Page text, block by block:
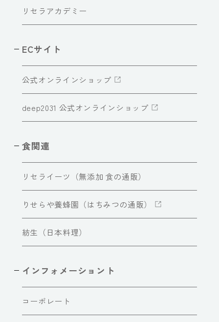
リセラアカデミー
ECサイト
公式オンラインショップ
deep2031 公式オンラインショップ
食関連
リセライーツ（無添加 食の通販）
りせらや養蜂園（はちみつの通販）
紡生（日本料理）
インフォメーショント
コーポレート